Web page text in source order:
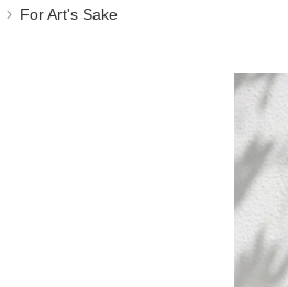
For Art's Sake